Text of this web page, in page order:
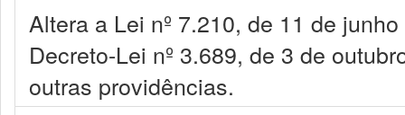
Altera a Lei nº 7.210, de 11 de
Decreto-Lei nº 3.689, de 3 de
outras providências.